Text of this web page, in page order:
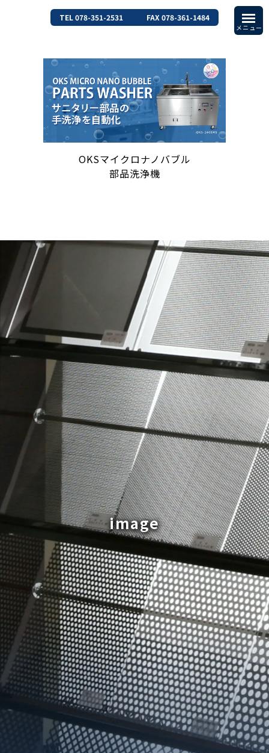
TEL 078-351-2531 FAX 078-361-1484
OKSマイクロナノバブル
部品洗浄機
image